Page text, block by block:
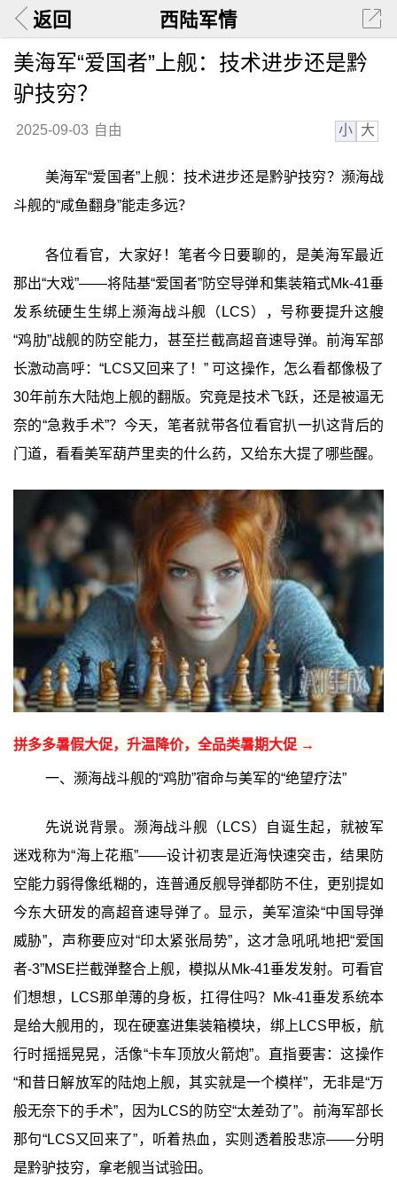
返回 西陆军情
美海军“爱国者”上舰：技术进步还是黔
驴技穷？
2025-09-03 自由 小 大
美海军“爱国者”上舰：技术进步还是黔驴技穷？濒海战
斗舰的“咸鱼翻身”能走多远？
各位看官，大家好！笔者今日要聊的，是美海军最近
那出“大戏”——将陆基“爱国者”防空导弹和集装箱式Mk-41垂
发系统硬生生绑上濒海战斗舰（LCS），号称要提升这艘
“鸡肋”战舰的防空能力，甚至拦截高超音速导弹。前海军部
长激动高呼：“LCS又回来了！” 可这操作，怎么看都像极了
30年前东大陆炮上舰的翻版。究竟是技术飞跃，还是被逼无
奈的“急救手术”？今天，笔者就带各位看官扒一扒这背后的
门道，看看美军葫芦里卖的什么药，又给东大提了哪些醒。
拼多多暑假大促，升温降价，全品类暑期大促 →
一、濒海战斗舰的“鸡肋”宿命与美军的“绝望疗法”
先说说背景。濒海战斗舰（LCS）自诞生起，就被军
迷戏称为“海上花瓶”——设计初衷是近海快速突击，结果防
空能力弱得像纸糊的，连普通反舰导弹都防不住，更别提如
今东大研发的高超音速导弹了。显示，美军渲染“中国导弹
威胁”，声称要应对“印太紧张局势”，这才急吼吼地把“爱国
者-3”MSE拦截弹整合上舰，模拟从Mk-41垂发发射。可看官
们想想，LCS那单薄的身板，扛得住吗？Mk-41垂发系统本
是给大舰用的，现在硬塞进集装箱模块，绑上LCS甲板，航
行时摇摇晃晃，活像“卡车顶放火箭炮”。直指要害：这操作
“和昔日解放军的陆炮上舰，其实就是一个模样”，无非是“万
般无奈下的手术”，因为LCS的防空“太差劲了”。前海军部长
那句“LCS又回来了”，听着热血，实则透着股悲凉——分明
是黔驴技穷，拿老舰当试验田。